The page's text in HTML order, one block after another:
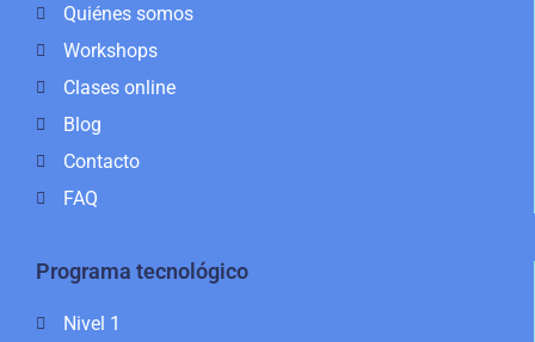
Quiénes somos
Workshops
Clases online
Blog
Contacto
FAQ
Programa tecnológico
Nivel 1